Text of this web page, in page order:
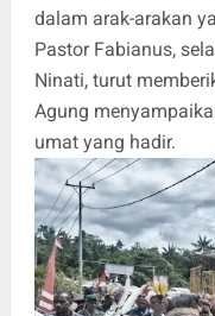
dalam arak-arakan
Pastor Fabianus,
Ninati, turut
Agung
umat yang hadir.